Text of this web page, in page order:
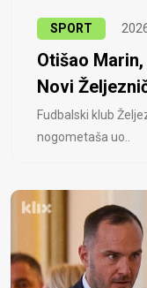
SPORT
Otišao
Novi
Fudbalski klub
nogometaša uo..